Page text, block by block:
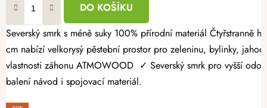
DO KOŠÍKU
Severský smrk s méně suky 100% přírodní materiál Čtyřstranně hoblovaný masiv Dopřejte si radost z vlastní úrody a vytvořte si zahrádku přesně podle svých představ. Dřevěný vyvýšený záhon 160 × 100 × 60
cm nabízí velkorysý pěstební prostor pro zeleninu, bylinky,
vlastnosti záhonu ATMOWOOD ✓ Severský smrk pro vyšší
balení návod i spojovací materiál.